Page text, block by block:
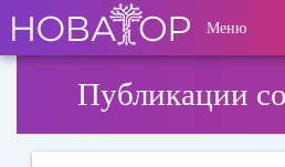
основному
содержанию
User
account
Меню
Публикации